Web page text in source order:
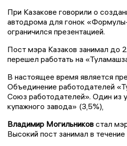
При Казакове говорили о
автодрома для гонок
ограничился презентацией.
Пост мэра Казаков занимал до
перешел работать на
В настоящее время является
Объединение работодателей
Союз работодателей». Один из
купажного завода» (3,5%),
Владимир Могильников стал
Высокий пост занимал в течение